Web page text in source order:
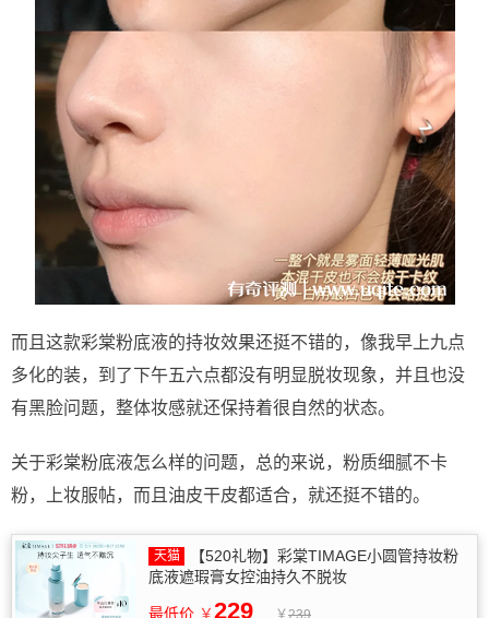
而且这款彩棠粉底液的持妆效果还挺不错的，像我早上九点
多化的装，到了下午五六点都没有明显脱妆现象，并且也没
有黑脸问题，整体妆感就还保持着很自然的状态。
关于彩棠粉底液怎么样的问题，总的来说，粉质细腻不卡
粉，上妆服帖，而且油皮干皮都适合，就还挺不错的。
【520礼物】彩棠TIMAGE小圆管持妆粉
底液遮瑕膏女控油持久不脱妆
最低价 ￥229